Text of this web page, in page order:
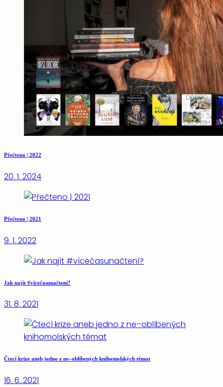
Přečteno | 2022
20. 1. 2024
Přečteno | 2021
9. 1. 2022
Jak najít #vícečasunačtení?
31. 8. 2021
Čtecí krize aneb jedno z ne–oblíbených knihomolských témat
16. 6. 2021